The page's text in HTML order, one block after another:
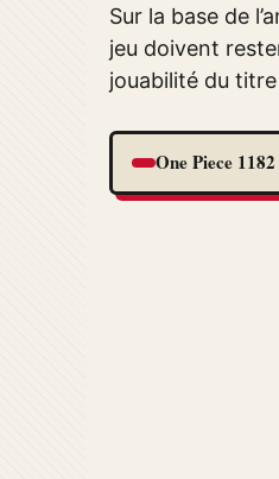
Sur la base de
jeu doivent
jouabilité du
One Piece